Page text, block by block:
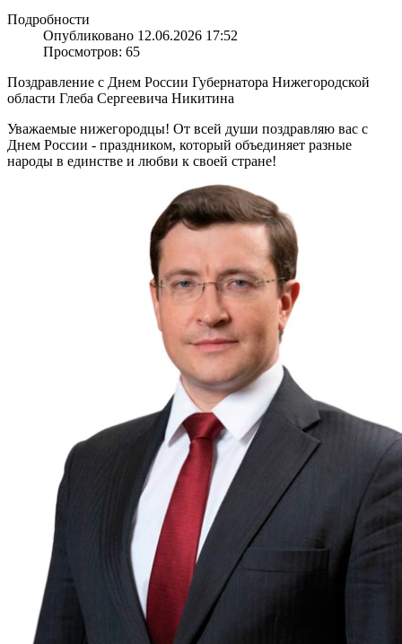
Подробности
Опубликовано 12.06.2026 17:52
Просмотров: 65
Поздравление с Днем России Губернатора Нижегородской
области Глеба Сергеевича Никитина
Уважаемые нижегородцы! От всей души поздравляю вас с
Днем России - праздником, который объединяет разные
народы в единстве и любви к своей стране!